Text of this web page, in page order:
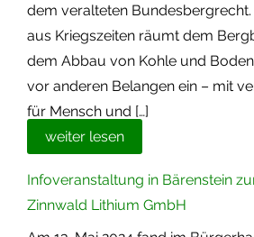
dem veralteten Bundesbergrecht.
aus Kriegszeiten räumt dem
dem Abbau von Kohle und
vor anderen Belangen ein – mit
für Mensch und […]
weiter lesen
Infoveranstaltung in Bärenstein
Zinnwald Lithium GmbH